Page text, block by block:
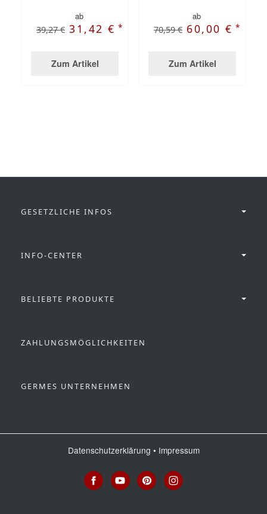
ab
39,27 € 31,42 €*
Zum Artikel
ab
70,59 € 60,00 €*
Zum Artikel
GESETZLICHE INFOS
INFO-CENTER
BELIEBTE PRODUKTE
ZAHLUNGSMÖGLICHKEITEN
GERMES UNTERNEHMEN
Datenschutzerklärung • Impressum